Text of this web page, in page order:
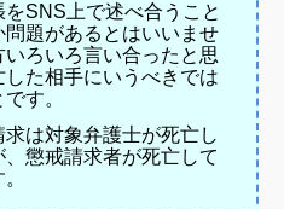
SNS上で述べ合うこと
題があるとはいいませ
ろいろ言い合ったと思
た相手にいうべきでは
す。
求は対象弁護士が死亡し
懲戒請求者が死亡して